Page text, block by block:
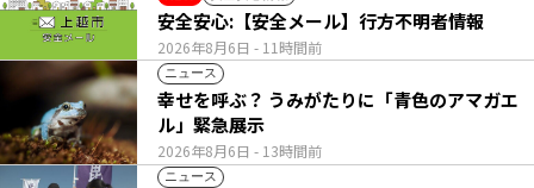
2026年8月6日 - 11時間前
安全安心:【安全メール】行方不明者情報
ニュース
2026年8月6日 - 13時間前
幸せを呼ぶ？ うみがたりに「青色のアマガエ
ル」緊急展示
ニュース